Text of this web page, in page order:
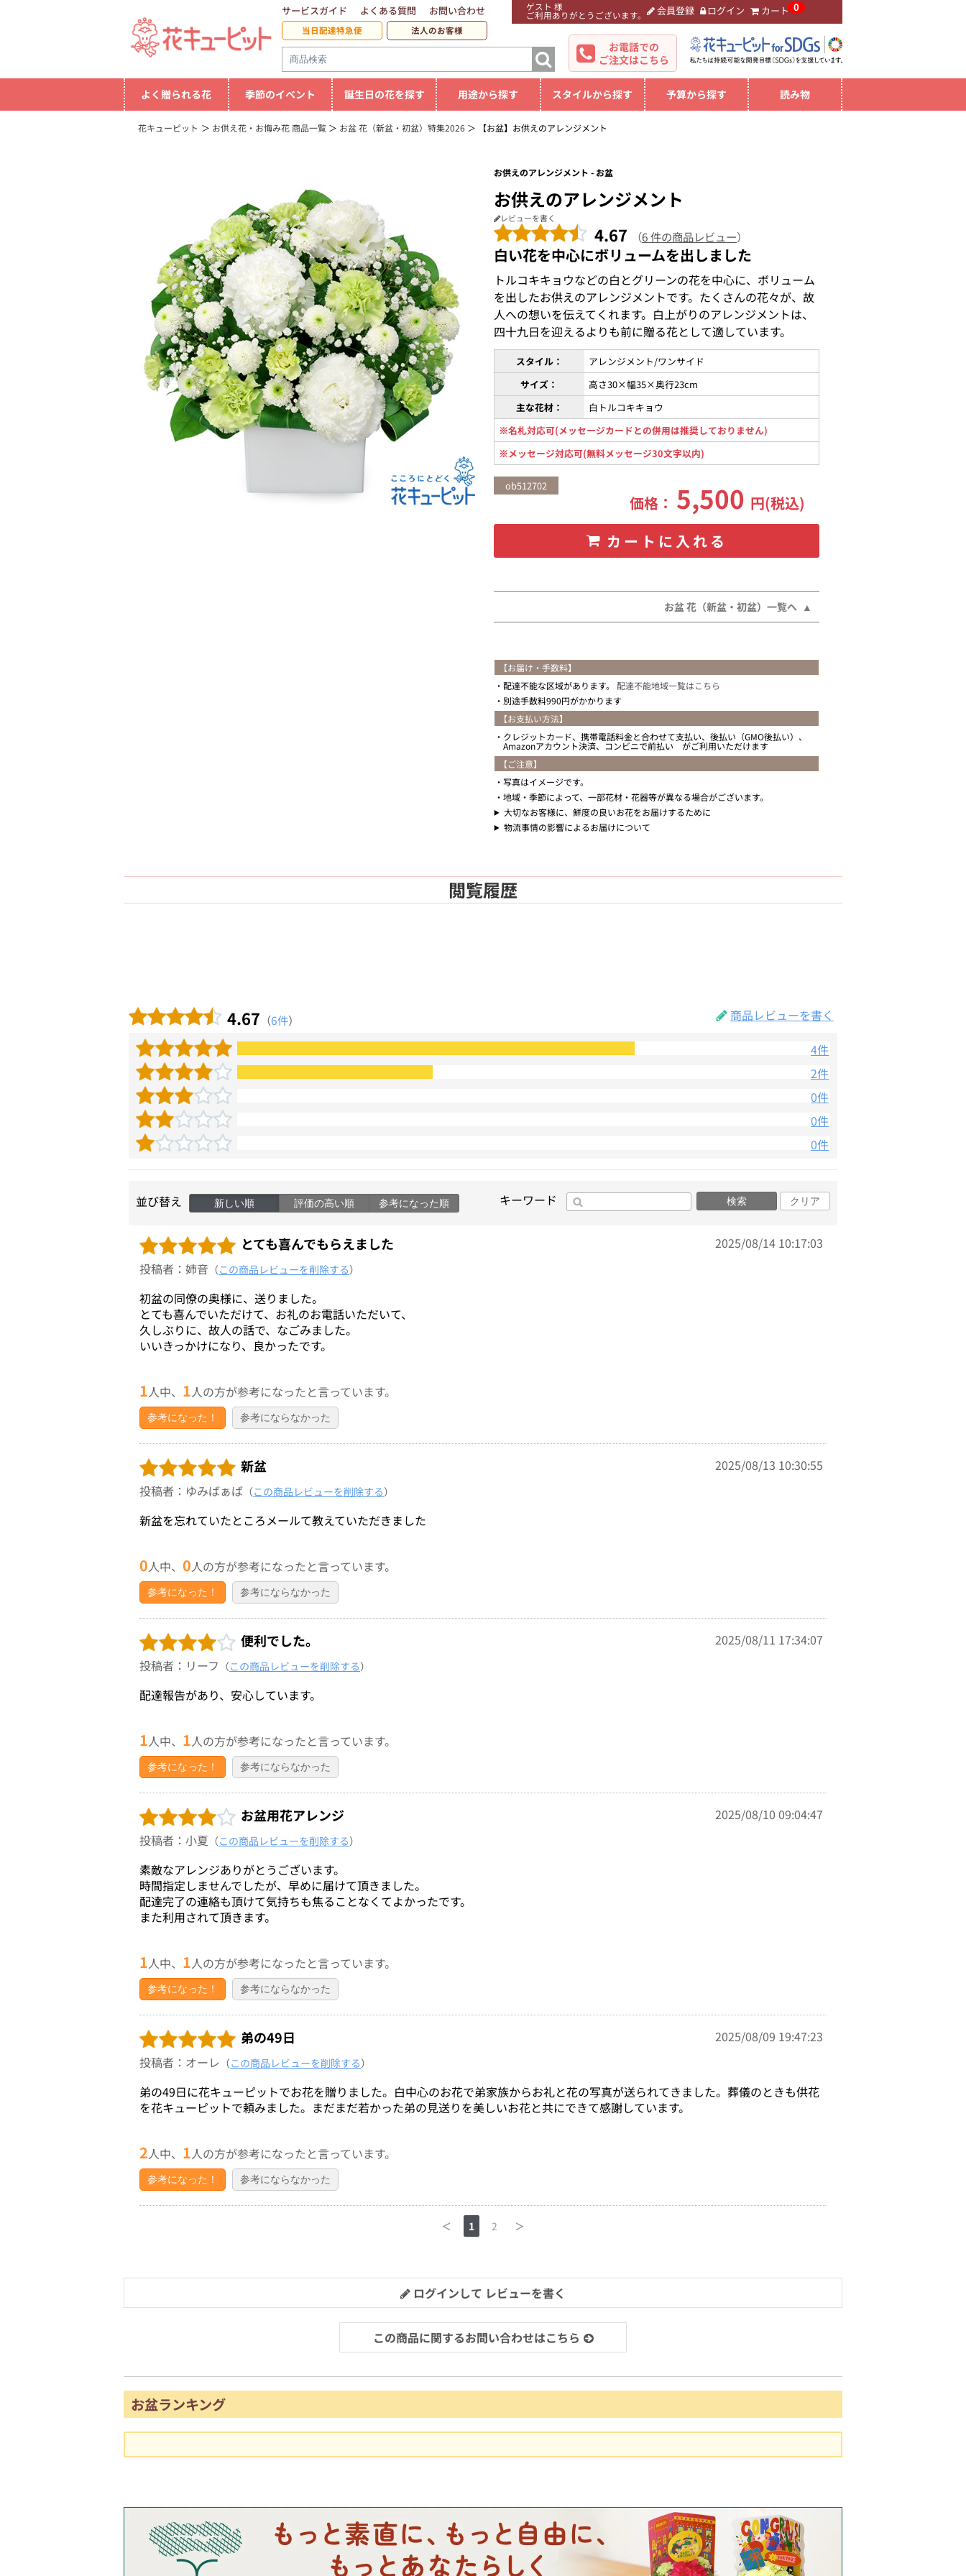
ゲスト 様
ご利用ありがとうございます。 会員登録 ログイン カート 0
サービスガイド よくある質問 お問い合わせ
当日配達特急便 法人のお客様
お電話での
ご注文はこちら
よく贈られる花 季節のイベント 誕生日の花を探す 用途から探す スタイルから探す 予算から探す 読み物
花キューピット お供え花・お悔み花 商品一覧 お盆 花（新盆・初盆）特集2026 【お盆】お供えのアレンジメント
お供えのアレンジメント - お盆
お供えのアレンジメント
レビューを書く
4.67 （6 件の商品レビュー）
白い花を中心にボリュームを出しました
トルコキキョウなどの白とグリーンの花を中心に、ボリューム
を出したお供えのアレンジメントです。たくさんの花々が、故
人への想いを伝えてくれます。白上がりのアレンジメントは、
四十九日を迎えるよりも前に贈る花として適しています。
スタイル：
アレンジメント/ワンサイド
サイズ：
高さ30×幅35×奥行23cm
主な花材：
白トルコキキョウ
※名札対応可(メッセージカードとの併用は推奨しておりません)
※メッセージ対応可(無料メッセージ30文字以内)
ob512702
価格： 5,500 円(税込)
カートに入れる
お盆 花（新盆・初盆）一覧へ
【お届け・手数料】
配達不能な区域があります。 配達不能地域一覧はこちら
別途手数料990円がかかります
【お支払い方法】
クレジットカード、携帯電話料金と合わせて支払い、後払い（GMO後払い）、
Amazonアカウント決済、コンビニで前払い がご利用いただけます
【ご注意】
写真はイメージです。
地域・季節によって、一部花材・花器等が異なる場合がございます。
大切なお客様に、鮮度の良いお花をお届けするために
物流事情の影響によるお届けについて
閲覧履歴
4.67 （6件）
商品レビューを書く
4件
2件
0件
0件
0件
並び替え 新しい順 評価の高い順 参考になった順 キーワード 検索 クリア
とても喜んでもらえました
2025/08/14 10:17:03
投稿者：姉音 （この商品レビューを削除する）
初盆の同僚の奥様に、送りました。
とても喜んでいただけて、お礼のお電話いただいて、
久しぶりに、故人の話で、なごみました。
いいきっかけになり、良かったです。
1人中、 1人の方が参考になったと言っています。
参考になった！ 参考にならなかった
新盆
2025/08/13 10:30:55
投稿者：ゆみばぁば （この商品レビューを削除する）
新盆を忘れていたところメールて教えていただきました
0人中、 0人の方が参考になったと言っています。
参考になった！ 参考にならなかった
便利でした。
2025/08/11 17:34:07
投稿者：リーフ （この商品レビューを削除する）
配達報告があり、安心しています。
1人中、 1人の方が参考になったと言っています。
参考になった！ 参考にならなかった
お盆用花アレンジ
2025/08/10 09:04:47
投稿者：小夏 （この商品レビューを削除する）
素敵なアレンジありがとうございます。
時間指定しませんでしたが、早めに届けて頂きました。
配達完了の連絡も頂けて気持ちも焦ることなくてよかったです。
また利用されて頂きます。
1人中、 1人の方が参考になったと言っています。
参考になった！ 参考にならなかった
弟の49日
2025/08/09 19:47:23
投稿者：オーレ （この商品レビューを削除する）
弟の49日に花キューピットでお花を贈りました。白中心のお花で弟家族からお礼と花の写真が送られてきました。葬儀のときも供花
を花キューピットで頼みました。まだまだ若かった弟の見送りを美しいお花と共にできて感謝しています。
2人中、 1人の方が参考になったと言っています。
参考になった！ 参考にならなかった
＜ 1 2 ＞
ログインして レビューを書く
この商品に関するお問い合わせはこちら
お盆ランキング